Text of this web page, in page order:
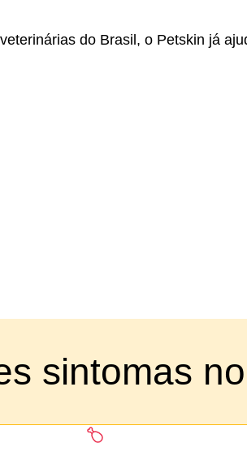
do Brasil, o Petskin já
sintomas